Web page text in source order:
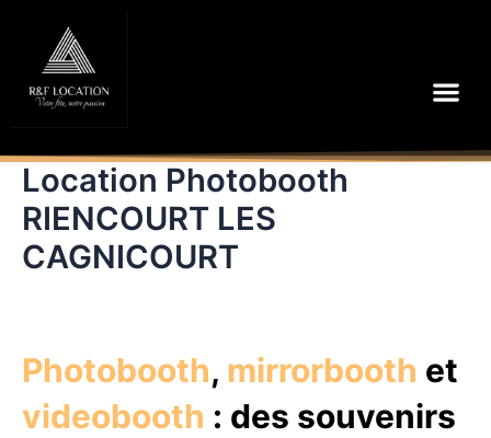
contenu
Location Photobooth
RIENCOURT LES
CAGNICOURT
Photobooth, mirrorbooth et
videobooth : des souvenirs